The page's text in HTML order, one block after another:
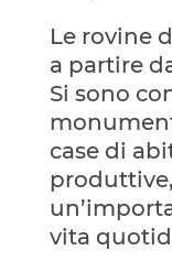
Le rovine
a partire
Si sono
case di
vita